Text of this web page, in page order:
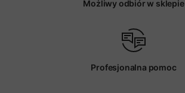
Możliwy odbiór w sklepie
Profesjonalna pomoc